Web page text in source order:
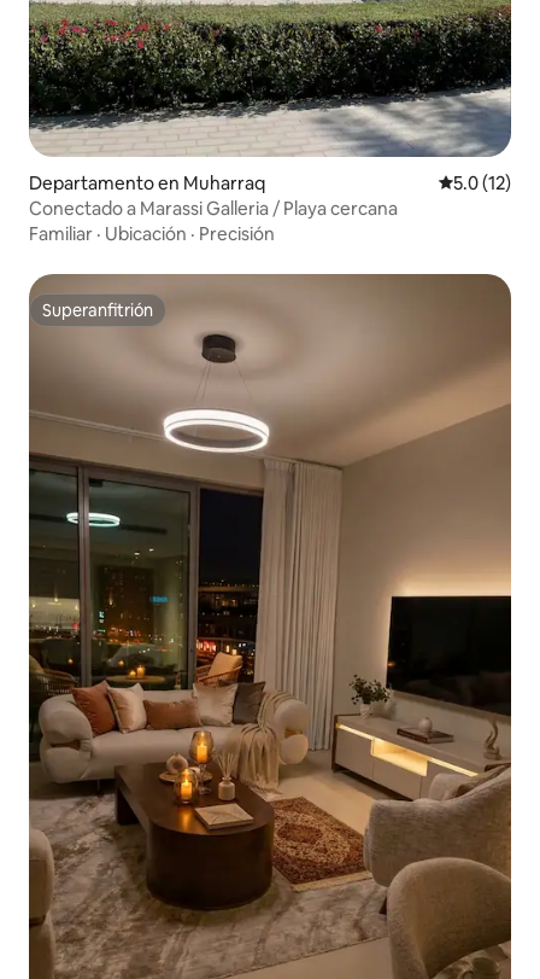
Departamento en Muharraq Calificación
5.0 (12)
Conectado a Marassi Galleria / Playa cercana
Familiar · Ubicación · Precisión
Superanfitrión
Superanfitrión